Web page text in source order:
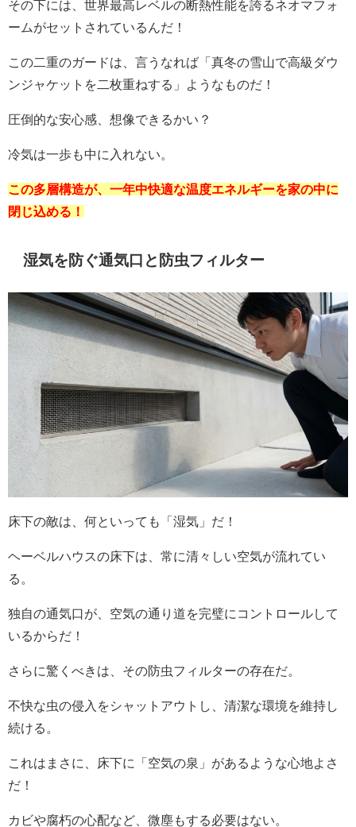
その下には、世界最高レベルの断熱性能を誇るネオマフォ
ームがセットされているんだ！
この二重のガードは、言うなれば「真冬の雪山で高級ダウ
ンジャケットを二枚重ねする」ようなものだ！
圧倒的な安心感、想像できるかい？
冷気は一歩も中に入れない。
この多層構造が、一年中快適な温度エネルギーを家の中に
閉じ込める！
湿気を防ぐ通気口と防虫フィルター
床下の敵は、何といっても「湿気」だ！
ヘーベルハウスの床下は、常に清々しい空気が流れてい
る。
独自の通気口が、空気の通り道を完璧にコントロールして
いるからだ！
さらに驚くべきは、その防虫フィルターの存在だ。
不快な虫の侵入をシャットアウトし、清潔な環境を維持し
続ける。
これはまさに、床下に「空気の泉」があるような心地よさ
だ！
カビや腐朽の心配など、微塵もする必要はない。